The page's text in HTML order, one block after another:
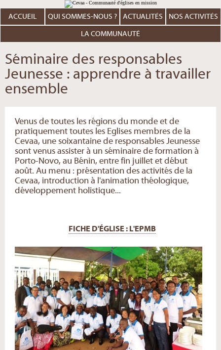
au
contenu.
Aller
personnels
ACCUEIL QUI SOMMES-NOUS ? ACTUALITÉS NOS ACTIVITÉS
LA COMMUNAUTÉ
Séminaire des responsables
Jeunesse : apprendre à travailler
ensemble
Venus de toutes les régions du monde et de
pratiquement toutes les Eglises membres de la
Cevaa, une soixantaine de responsables Jeunesse
sont venus assister à un séminaire de formation à
Porto-Novo, au Bénin, entre fin juillet et début
août. Au menu : présentation des activités de la
Cevaa, introduction à l'animation théologique,
développement holistique...
FICHE D'ÉGLISE : L'EPMB